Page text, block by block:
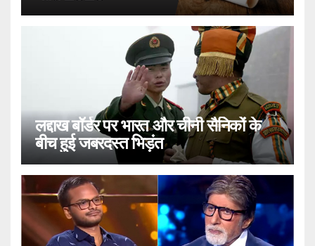
लद्दाख बॉर्डर पर भारत और चीनी सैनिकों के
बीच हुई जबरदस्त भिड़ंत